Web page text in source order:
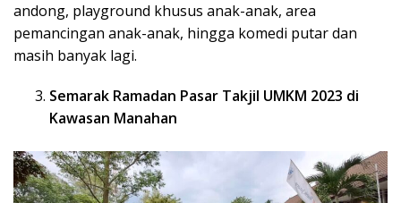
andong, playground khusus anak-anak, area
pemancingan anak-anak, hingga komedi putar dan
masih banyak lagi.
Semarak Ramadan Pasar Takjil UMKM 2023 di
Kawasan Manahan